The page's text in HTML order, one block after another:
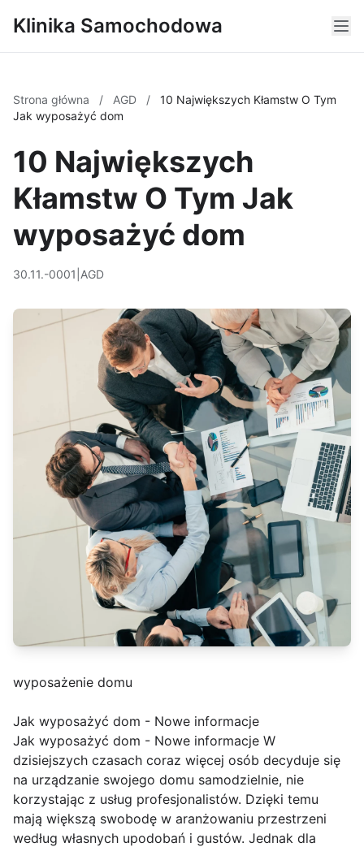
Klinika Samochodowa
Strona główna / AGD /
10 Największych Kłamstw O Tym
Jak wyposażyć dom
10 Największych
Kłamstw O Tym Jak
wyposażyć dom
30.11.-0001 AGD
wyposażenie domu
Jak wyposażyć dom - Nowe informacje
Jak wyposażyć dom - Nowe informacje W
dzisiejszych czasach coraz więcej osób decyduje się
na urządzanie swojego domu samodzielnie, nie
korzystając z usług profesjonalistów. Dzięki temu
mają większą swobodę w aranżowaniu przestrzeni
według własnych upodobań i gustów. Jednak dla